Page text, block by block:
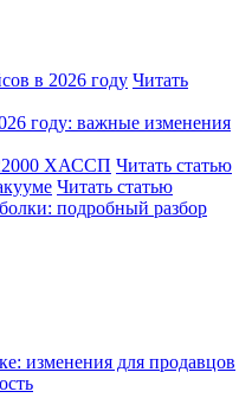
в 2026 году Читать
году: важные изменения
ХАССП Читать статью
Читать статью
подробный разбор
изменения для продавцов